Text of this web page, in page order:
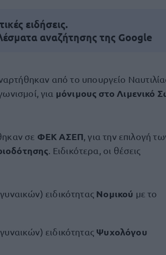
ειδήσεις.
αναζήτησης της Google
από το υπουργείο
για μόνιμους στο Λιμενικό
σε ΦΕΚ ΑΣΕΠ , για την επιλογή
. Ειδικότερα, οι θέσεις
ειδικότητας Νομικού με το
ειδικότητας Ψυχολόγου